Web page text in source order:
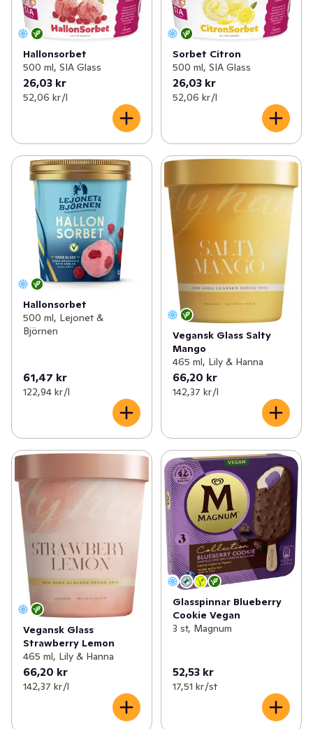
Hallonsorbet
500 ml, SIA Glass
26,03 kr
52,06 kr /l
Sorbet Citron
500 ml, SIA Glass
26,03 kr
52,06 kr /l
Hallonsorbet
500 ml, Lejonet &
Björnen
61,47 kr
122,94 kr /l
Vegansk Glass Salty
Mango
465 ml, Lily & Hanna
66,20 kr
142,37 kr /l
Vegansk Glass
Strawberry Lemon
465 ml, Lily & Hanna
66,20 kr
142,37 kr /l
Glasspinnar Blueberry
Cookie Vegan
3 st, Magnum
52,53 kr
17,51 kr /st